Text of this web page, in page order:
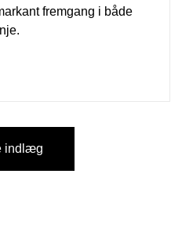
fremgang i både
indlæg